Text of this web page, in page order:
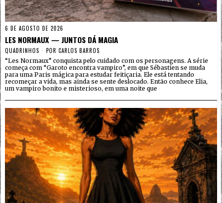
6 DE AGOSTO DE 2026
LES NORMAUX — JUNTOS DÁ MAGIA
QUADRINHOS POR CARLOS BARROS
“Les Normaux” conquista pelo cuidado com os personagens. A série
começa com “Garoto encontra vampiro”, em que Sébastien se muda
para uma Paris mágica para estudar feitiçaria. Ele está tentando
recomeçar a vida, mas ainda se sente deslocado. Então conhece Elia,
um vampiro bonito e misterioso, em uma noite que